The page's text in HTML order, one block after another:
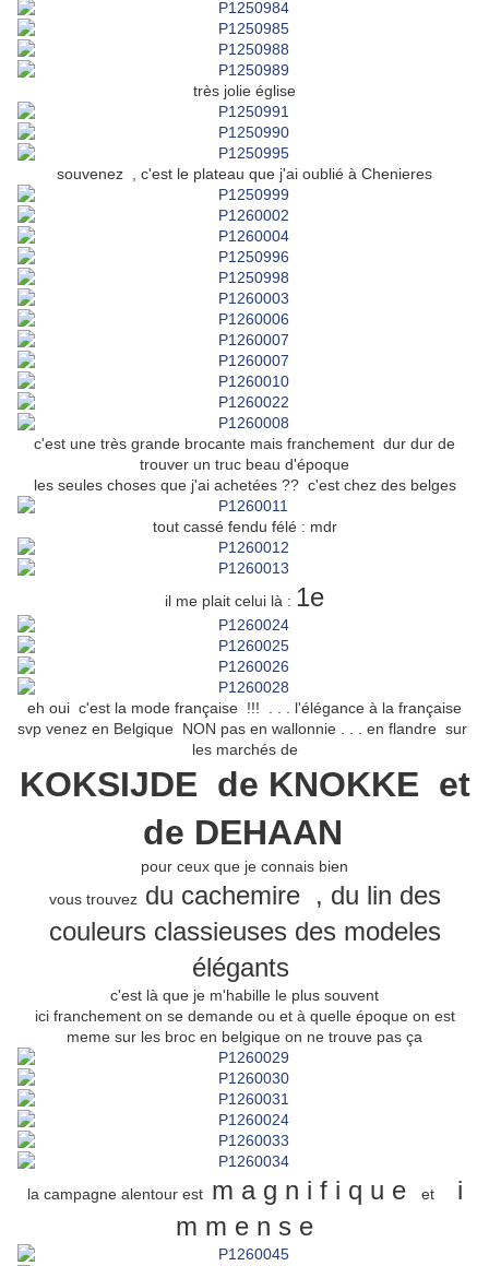
très jolie église
souvenez , c'est le plateau que j'ai oublié à Chenieres
c'est une très grande brocante mais franchement dur dur de
trouver un truc beau d'époque
les seules choses que j'ai achetées ?? c'est chez des belges
tout cassé fendu félé : mdr
il me plait celui là : 1e
eh oui c'est la mode française !!! . . . l'élégance à la française
svp venez en Belgique NON pas en wallonnie . . . en flandre sur
les marchés de
KOKSIJDE de KNOKKE et
de DEHAAN
pour ceux que je connais bien
vous trouvezdu cachemire , du lin des
couleurs classieuses des modeles
élégants
c'est là que je m'habille le plus souvent
ici franchement on se demande ou et à quelle époque on est
meme sur les broc en belgique on ne trouve pas ça
la campagne alentour est m a g n i f i q u e eti
m m e n s e